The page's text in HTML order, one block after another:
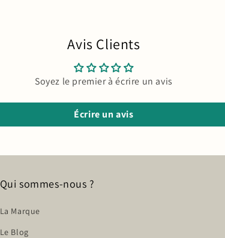
Avis Clients
Soyez le premier à écrire un avis
Écrire un avis
Qui sommes-nous ?
La Marque
Le Blog